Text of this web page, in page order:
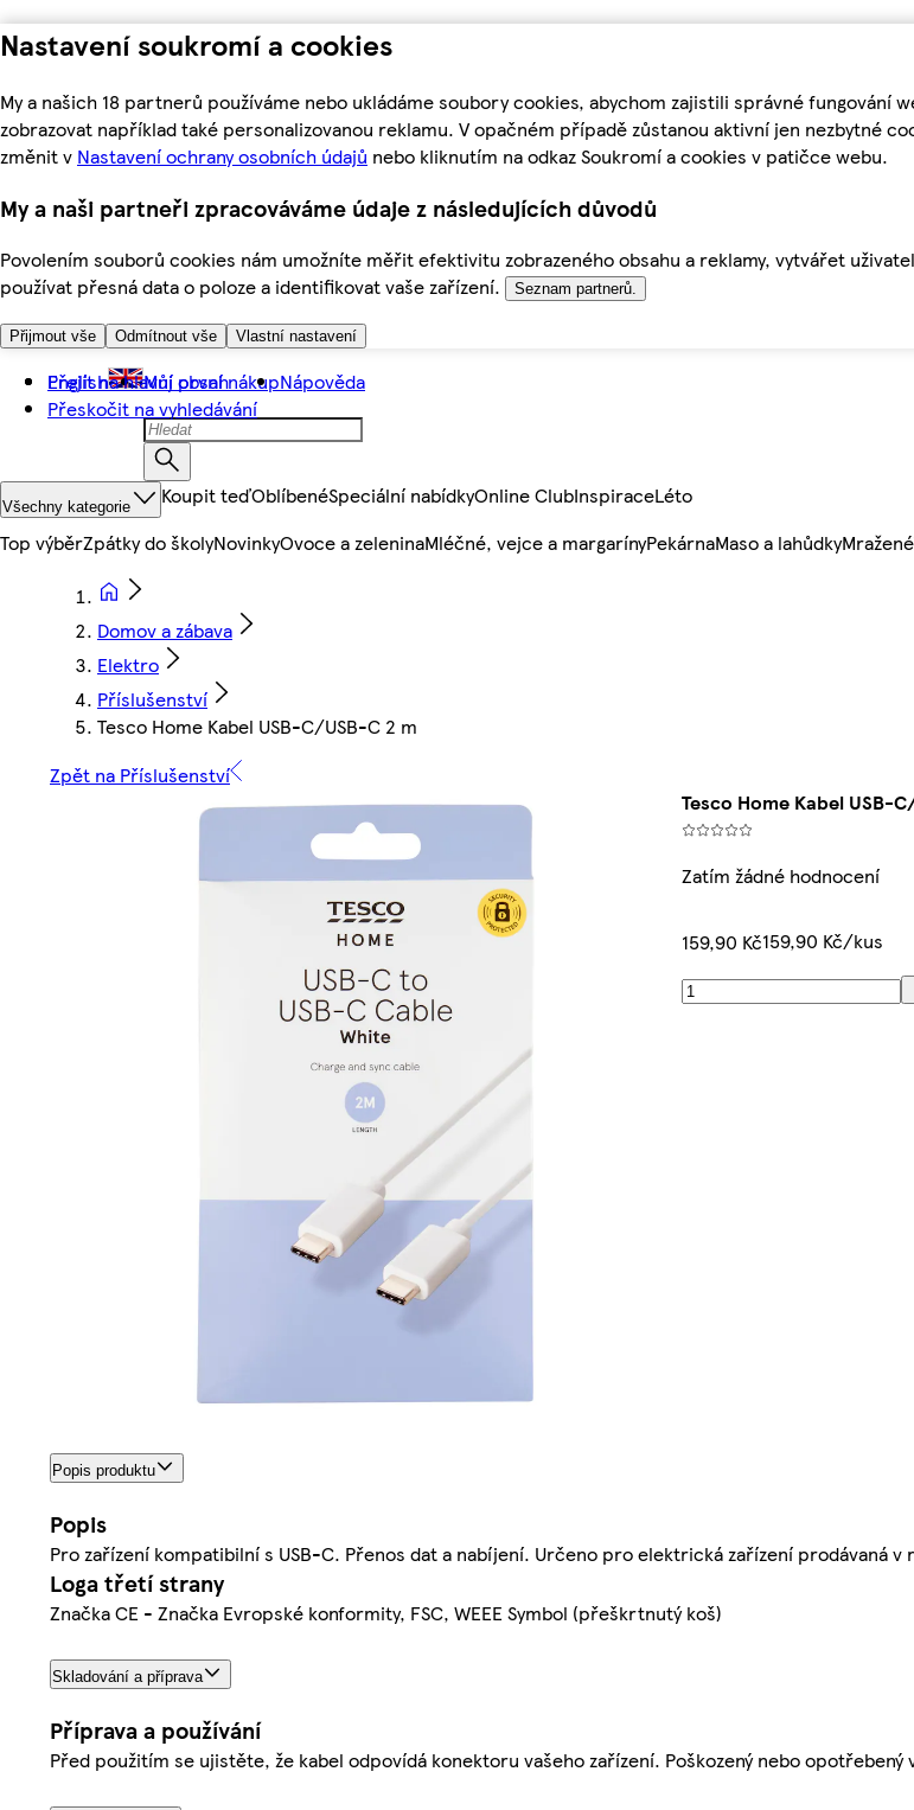
Nastavení soukromí a cookies
My a našich 18 partnerů používáme nebo ukládáme soubory cookies, abychom zajistili správné
zobrazovat například také personalizovanou reklamu. V opačném případě zůstanou aktivní jen nezbytné
změnit v Nastavení ochrany osobních údajů nebo kliknutím na odkaz Soukromí a cookies v patičce webu.
My a naši partneři zpracováváme údaje z následujících důvodů
Povolením souborů cookies nám umožníte měřit efektivitu zobrazeného obsahu a reklamy, vytvářet
používat přesná data o poloze a identifikovat vaše zařízení.
Seznam partnerů.
Přijmout vše Odmítnout vše Vlastní nastavení
Přejít na hlavní obsah
Přeskočit na vyhledávání
English Můj první nákupNápověda
Všechny kategorie Koupit teďOblíbenéSpeciální nabídkyOnline ClubInspiraceLéto
Top výběrZpátky do školyNovinkyOvoce a zeleninaMléčné, vejce a margarínyPekárnaMaso a lahůdkyMražené
Domov a zábava
Elektro
Příslušenství
Tesco Home Kabel USB-C/USB-C 2 m
Zpět na Příslušenství
Tesco Home Kabel USB-
Zatím žádné hodnocení
159,90 Kč159,90 Kč/kus
Popis produktu
Popis
Pro zařízení kompatibilní s USB-C. Přenos dat a nabíjení. Určeno pro elektrická zařízení prodávaná v
Loga třetí strany
Značka CE - Značka Evropské konformity, FSC, WEEE Symbol (přeškrtnutý koš)
Skladování a příprava
Příprava a používání
Před použitím se ujistěte, že kabel odpovídá konektoru vašeho zařízení. Poškozený nebo